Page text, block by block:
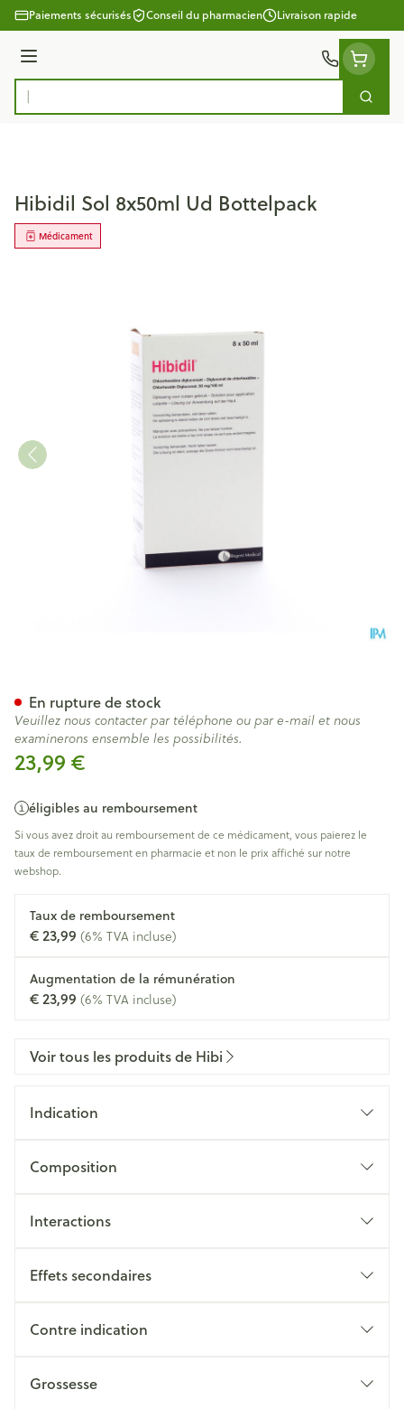
Aller au contenu
Paiements sécurisés Conseil du pharmacien Livraison rapide
Menu
Rechercher
Hibidil Sol 8x50ml Ud Bottelpack
Médicament
23,99 €
éligibles au remboursement
Si vous avez droit au remboursement de ce médicament, vous paierez le
taux de remboursement en pharmacie et non le prix affiché sur notre
webshop.
Taux de remboursement
€ 23,99 (6% TVA incluse)
Augmentation de la rémunération
€ 23,99 (6% TVA incluse)
En rupture de stock
Veuillez nous contacter par téléphone ou par e-mail et nous
examinerons ensemble les possibilités.
Voir tous les produits de Hibi
Indication
Composition
Interactions
Effets secondaires
Contre indication
Grossesse